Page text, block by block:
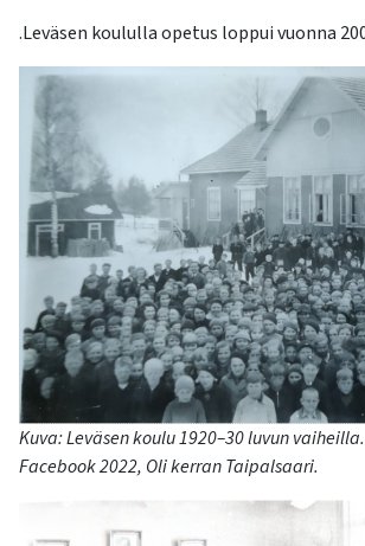
.Leväsen koululla opetus loppui vuonna
Kuva:Leväsen koulu1920–30luvun
Facebook2022, Oli kerranTaipalsaari.